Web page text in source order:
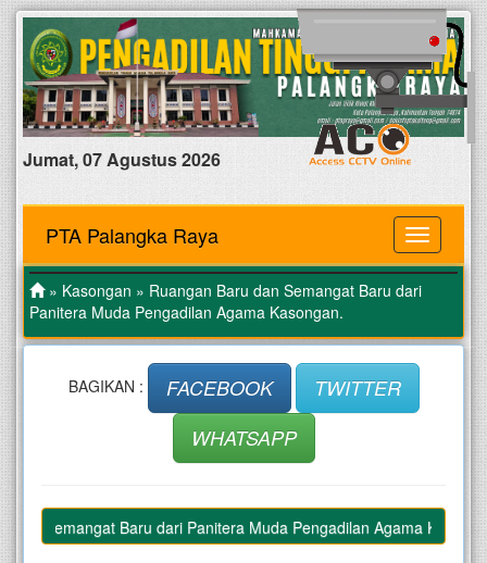
Jumat, 07 Agustus 2026
MENU
PTA Palangka Raya
» Kasongan » Ruangan Baru dan Semangat Baru dari
Panitera Muda Pengadilan Agama Kasongan.
BAGIKAN : FACEBOOK
TWITTER
WHATSAPP
Semangat Baru dari Panitera Muda Pengadilan Agama Kasongan.